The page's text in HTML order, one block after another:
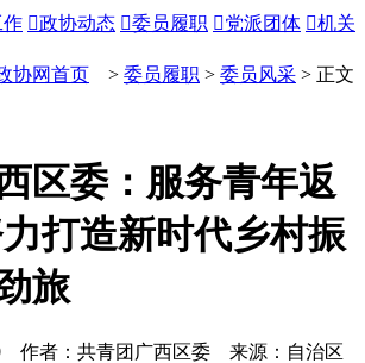
作 政协动态 委员履职 党派团体 机关
协网首页 > 委员履职 > 委员风采 > 正文
区委：服务青年返
打造新时代乡村振
旅
作者：共青团广西区委 来源：自治区